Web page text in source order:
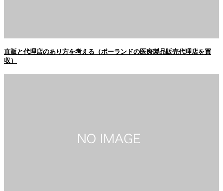
直販と代理店のあり方を考える（ポーランドの医療製品販売代理店を買
収）